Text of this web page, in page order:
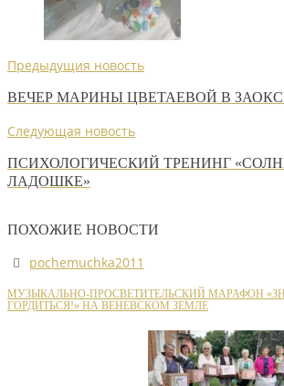
Предыдущия новость
ВЕЧЕР МАРИНЫ ЦВЕТАЕВОЙ В
Следующая новость
ПСИХОЛОГИЧЕСКИЙ ТРЕНИНГ
ЛАДОШКЕ»
ПОХОЖИЕ НОВОСТИ
pochemuchka2011
МУЗЫКАЛЬНО-ПРОСВЕТИТЕЛЬСКИЙ МАРАФОН
ГОРДИТЬСЯ!» НА ВЕНЕВСКОМ ЗЕМЛЕ